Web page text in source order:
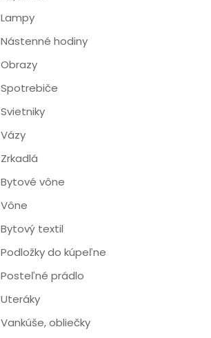
Lampy
Nástenné hodiny
Obrazy
Spotrebiče
Svietniky
Vázy
Zrkadlá
Bytové vône
Vône
Bytový textil
Podložky do kúpeľne
Posteľné prádlo
Uteráky
Vankúše, obliečky